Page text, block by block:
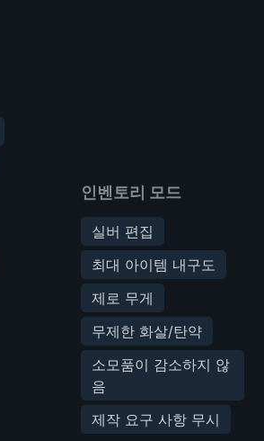
인벤토리 모드
실버 편집
최대 아이템 내구도
제로 무게
무제한 화살/탄약
소모품이 감소하지 않
음
제작 요구 사항 무시